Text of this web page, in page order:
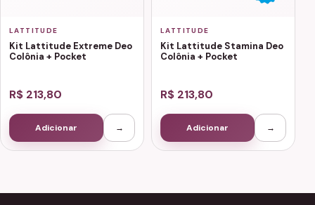
LATTITUDE
Kit Lattitude Extreme Deo
Colônia + Pocket
R$ 213,80
Adicionar →
LATTITUDE
Kit Lattitude Stamina Deo
Colônia + Pocket
R$ 213,80
Adicionar →